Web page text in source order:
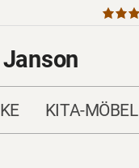
KITA-MÖBEL